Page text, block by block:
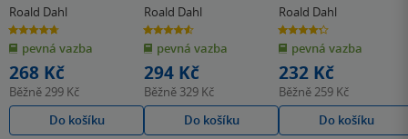
Roald Dahl
4.7
z
5
hvězdiček
pevná vazba
268 Kč
Běžně 299 Kč
Do košíku
Roald Dahl
4.6
z
5
hvězdiček
pevná vazba
294 Kč
Běžně 329 Kč
Do košíku
Roald Dahl
4.3
z
5
hvězdiček
pevná vazba
232 Kč
Běžně 259 Kč
Do košíku